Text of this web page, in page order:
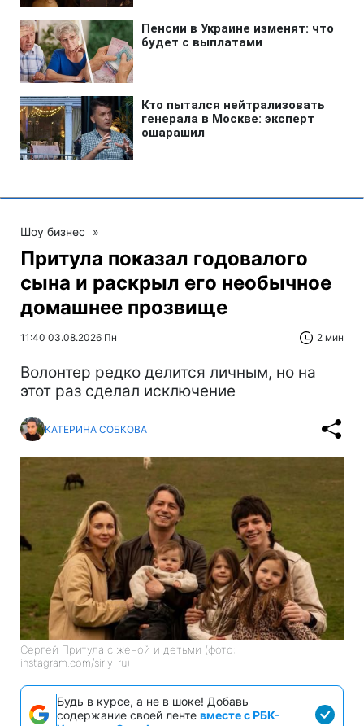
Шоу бизнес »
Притула показал годовалого
сына и раскрыл его необычное
домашнее прозвище
11:40 03.08.2026 Пн 2 мин
Волонтер редко делится личным, но на
этот раз сделал исключение
КАТЕРИНА СОБКОВА
Сергей Притула с женой и детьми (фото:
instagram.com/siriy_ru)
Будь в курсе, а не в шоке! Добавь
содержание своей ленте вместе с РБК-